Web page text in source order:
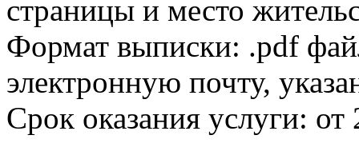
страницы и место
Формат выписки: .pdf
электронную почту,
Срок оказания услуги: от